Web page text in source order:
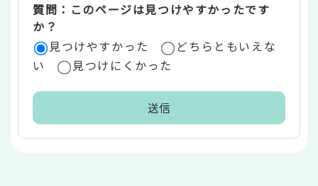
質問：このページは見つけやすかったです
か？
見つけやすかった
どちらともいえな
い
見つけにくかった